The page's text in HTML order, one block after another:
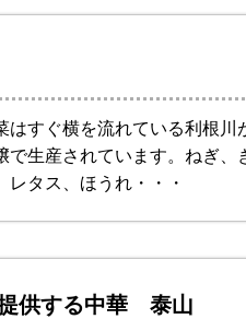
はすぐ横を流れている利根川
で生産されています。ねぎ、
レタス、ほうれ・・・
供する中華 泰山